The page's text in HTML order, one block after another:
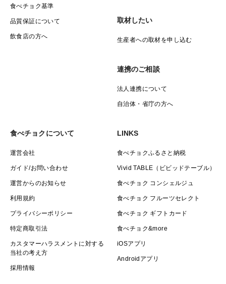
食べチョク基準
品質保証について
飲食店の方へ
取材したい
生産者への取材を申し込む
連携のご相談
法人連携について
自治体・省庁の方へ
食べチョクについて
運営会社
ガイド/お問い合わせ
運営からのお知らせ
利用規約
プライバシーポリシー
特定商取引法
カスタマーハラスメントに対する
当社の考え方
採用情報
LINKS
食べチョクふるさと納税
Vivid TABLE（ビビッドテーブル）
食べチョク コンシェルジュ
食べチョク フルーツセレクト
食べチョク ギフトカード
食べチョク&more
iOSアプリ
Androidアプリ